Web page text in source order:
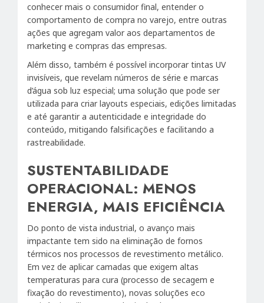
conhecer mais o consumidor final, entender o
comportamento de compra no varejo, entre outras
ações que agregam valor aos departamentos de
marketing e compras das empresas.
Além disso, também é possível incorporar tintas UV
invisíveis, que revelam números de série e marcas
d’água sob luz especial; uma solução que pode ser
utilizada para criar layouts especiais, edições limitadas
e até garantir a autenticidade e integridade do
conteúdo, mitigando falsificações e facilitando a
rastreabilidade.
SUSTENTABILIDADE
OPERACIONAL: MENOS
ENERGIA, MAIS EFICIÊNCIA
Do ponto de vista industrial, o avanço mais
impactante tem sido na eliminação de fornos
térmicos nos processos de revestimento metálico.
Em vez de aplicar camadas que exigem altas
temperaturas para cura (processo de secagem e
fixação do revestimento), novas soluções eco